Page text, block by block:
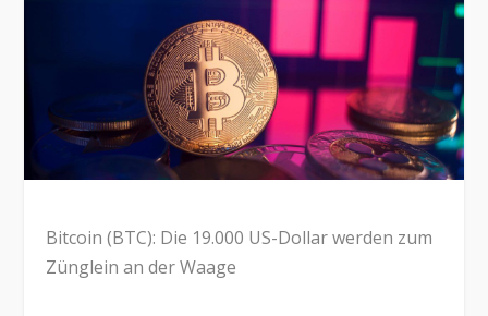
Bitcoin (BTC): Die 19.000 US-Dollar werden zum
Zünglein an der Waage